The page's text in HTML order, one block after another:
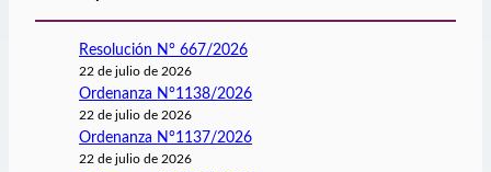
Resolución N° 667/2026
22 de julio de 2026
Ordenanza N°1138/2026
22 de julio de 2026
Ordenanza N°1137/2026
22 de julio de 2026